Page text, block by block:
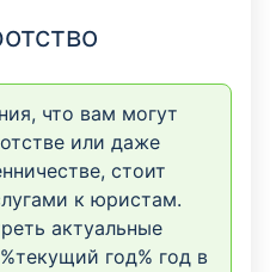
что вам могут
или даже
стоит
к юристам.
актуальные
год% год в